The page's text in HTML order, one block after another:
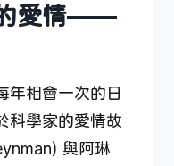
愛情——
年相會一次的日
科學家的愛情故
與阿琳